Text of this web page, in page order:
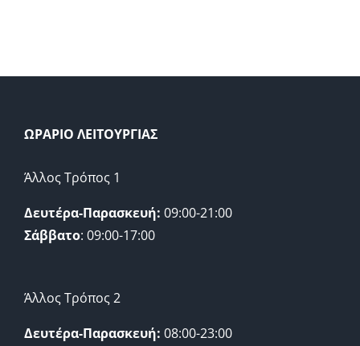
ΩΡΑΡΙΟ ΛΕΙΤΟΥΡΓΙΑΣ
Άλλος Τρόπος 1
Δευτέρα-Παρασκευή: 09:00-21:00
Σάββατο: 09:00-17:00
Άλλος Τρόπος 2
Δευτέρα-Παρασκευή: 08:00-23:00